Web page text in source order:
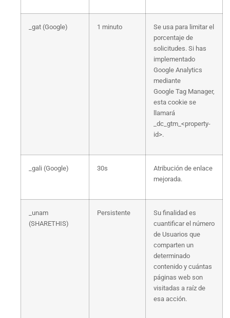
_gat (Google) 1 minuto
Se usa para limitar el
porcentaje de
solicitudes. Si has
implementado
Google Analytics
mediante
Google Tag Manager,
esta cookie se
llamará
_dc_gtm_<property-
id>.
_gali (Google) 30s
Atribución de enlace
mejorada.
_unam
(SHARETHIS)
Persistente
Su finalidad es
cuantificar el número
de Usuarios que
comparten un
determinado
contenido y cuántas
páginas web son
visitadas a raíz de
esa acción.